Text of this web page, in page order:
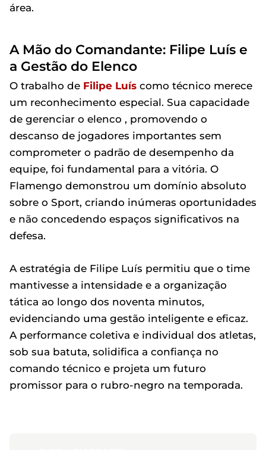
área.
A Mão do Comandante: Filipe Luís e
a Gestão do Elenco
O trabalho de Filipe Luís como técnico merece
um reconhecimento especial. Sua capacidade
de gerenciar o elenco , promovendo o
descanso de jogadores importantes sem
comprometer o padrão de desempenho da
equipe, foi fundamental para a vitória. O
Flamengo demonstrou um domínio absoluto
sobre o Sport, criando inúmeras oportunidades
e não concedendo espaços significativos na
defesa.
A estratégia de Filipe Luís permitiu que o time
mantivesse a intensidade e a organização
tática ao longo dos noventa minutos,
evidenciando uma gestão inteligente e eficaz.
A performance coletiva e individual dos atletas,
sob sua batuta, solidifica a confiança no
comando técnico e projeta um futuro
promissor para o rubro-negro na temporada.